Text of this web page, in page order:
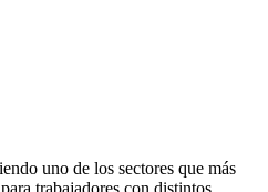
uno de los sectores que más